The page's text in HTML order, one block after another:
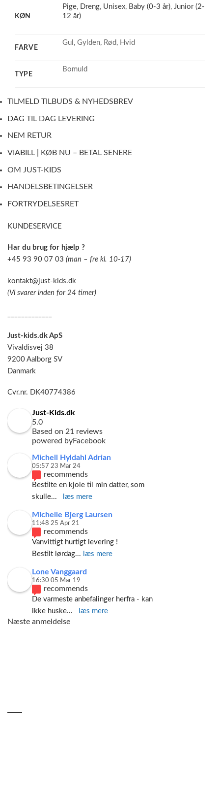
KØN
Pige, Dreng, Unisex, Baby (0-3 år),Junior (2-
12 år)
FARVE
Gul, Gylden, Rød, Hvid
TYPE
Bomuld
TILMELD TILBUDS & NYHEDSBREV
DAG TIL DAG LEVERING
NEM RETUR
VIABILL | KØB NU – BETAL SENERE
OM JUST-KIDS
HANDELSBETINGELSER
FORTRYDELSESRET
KUNDESERVICE
Har du brug for hjælp ?
+45 93 90 07 03 (man – fre kl. 10-17)
kontakt@just-kids.dk
(Vi svarer inden for 24 timer)
Just-kids.dk ApS
Vivaldisvej 38
9200 Aalborg SV
Danmark
Cvr.nr. DK40774386
Just-Kids.dk
5.0
Based on 21 reviews
powered byFacebook
Michell Hyldahl Adrian
05:57 23 Mar 24
recommends
Bestilte en kjole til min datter, som
skulle... læs mere
Michelle Bjerg Laursen
11:48 25 Apr 21
recommends
Vanvittigt hurtigt levering !
Bestilt lørdag... læs mere
Lone Vanggaard
16:30 05 Mar 19
recommends
De varmeste anbefalinger herfra - kan
ikke huske... læs mere
Næste anmeldelse